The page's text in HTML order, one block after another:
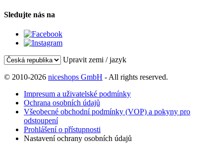
Sledujte nás na
Upravit zemi / jazyk
© 2010-2026 niceshops GmbH - All rights reserved.
Impresum a uživatelské podmínky
Ochrana osobních údajů
Všeobecné obchodní podmínky (VOP) a pokyny pro
odstoupení
Prohlášení o přístupnosti
Nastavení ochrany osobních údajů